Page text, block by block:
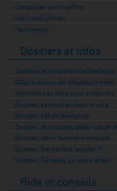
Composez votre coffret
Les codes promo
Nos univers
Dossiers et infos
Cadeaux et souvenirs de Bretagne
Objets autour du drapeau breton
Ustensiles et déco pour crêperies
Dossier : caramel au beurre salé
Dossier : sel de Guérande
Dossier : accessoires pour crêpière
Dossier : déco marinière attitude
Dossier : Kig ha Farz, kézako ?
Dossier : Sarrasin, un sacré grain !
Aide et conseils